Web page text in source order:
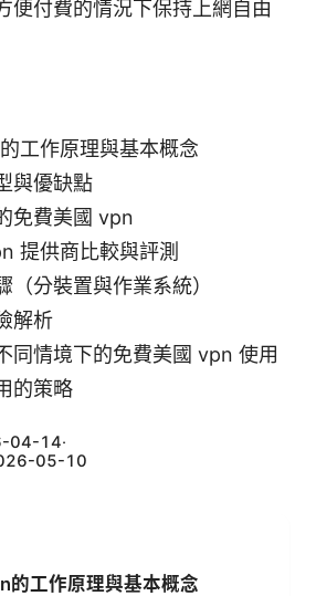
便付費的情況下保持上網自由
工作原理與基本概念
與優缺點
免費美國 vpn
提供商比較與評測
（分裝置與作業系統）
解析
同情境下的免費美國 vpn 使用
的策略
04-14·
05-10
的工作原理與基本概念